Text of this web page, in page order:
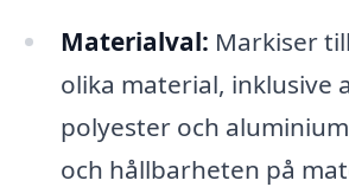
Materialval: Markiser
olika material, inklusive
polyester och
och hållbarheten på